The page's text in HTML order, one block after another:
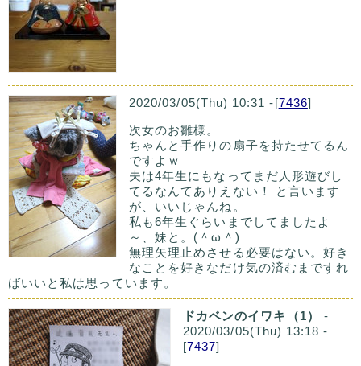
2020/03/05(Thu) 10:31 -[7436]
次女のお雛様。
ちゃんと手作りの扇子を持たせてるん
ですよｗ
夫は4年生にもなってまだ人形遊びし
てるなんてありえない！ と言います
が、いいじゃんね。
私も6年生ぐらいまでしてましたよ
～、妹と。(＾ω＾)
無理矢理止めさせる必要はない。好き
なことを好きなだけ気の済むまですれ
ばいいと私は思っています。
ドカベンのイワキ（1）
-
2020/03/05(Thu) 13:18 -
[7437]